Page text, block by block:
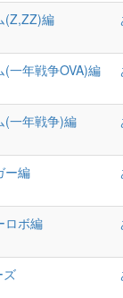
(Z,ZZ)編
一年戦争OVA)編
(一年戦争)編
ー編
ロボ編
ズ